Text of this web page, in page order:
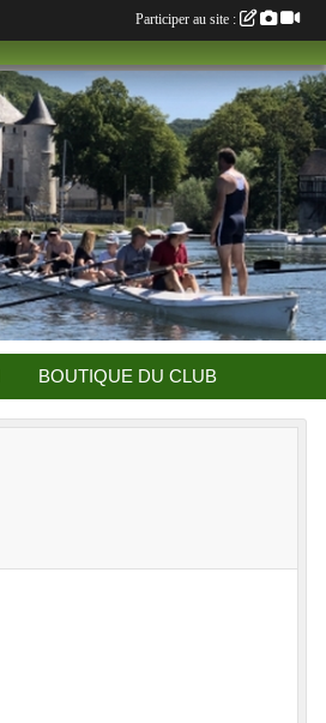
BOUTIQUE DU CLUB
Participer au site :